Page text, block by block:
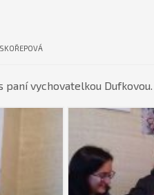
vychovatelkou Dufkovou.